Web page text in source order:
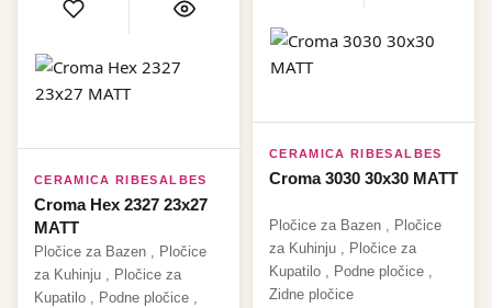
CERAMICA RIBESALBES
Croma Hex 2327 23x27
MATT
Pločice za Bazen
Pločice
za Kuhinju
Pločice za
Kupatilo
Podne pločice
CERAMICA RIBESALBES
Croma 3030 30x30 MATT
Pločice za Bazen
Pločice
za Kuhinju
Pločice za
Kupatilo
Podne pločice
Zidne pločice